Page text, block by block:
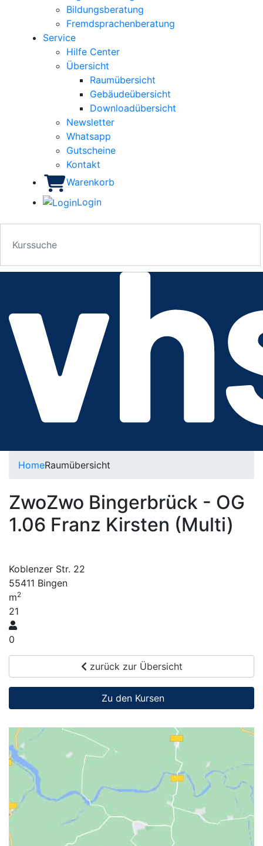
Bildungsberatung
Fremdsprachenberatung
Service
Hilfe Center
Übersicht
Raumübersicht
Gebäudeübersicht
Downloadübersicht
Newsletter
Whatsapp
Gutscheine
Kontakt
Warenkorb
Login
HomeRaumübersicht
ZwoZwo Bingerbrück - OG
1.06 Franz Kirsten (Multi)
Koblenzer Str. 22
55411 Bingen
m2
21
0
zurück zur Übersicht
Zu den Kursen